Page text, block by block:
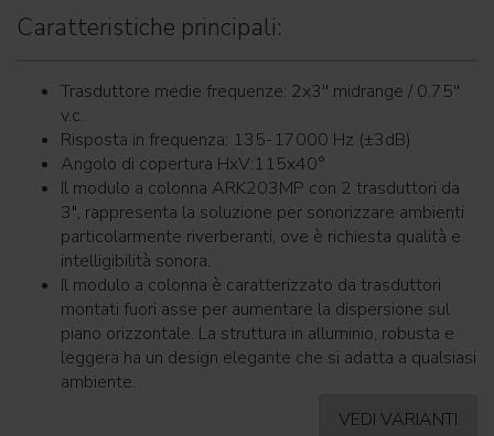
Caratteristiche principali:
Trasduttore medie frequenze: 2x3'' midrange / 0.75''
v.c.
Risposta in frequenza: 135-17000 Hz (±3dB)
Angolo di copertura HxV:115x40°
Il modulo a colonna ARK203MP con 2 trasduttori da
3", rappresenta la soluzione per sonorizzare ambienti
particolarmente riverberanti, ove è richiesta qualità e
intelligibilità sonora.
Il modulo a colonna è caratterizzato da trasduttori
montati fuori asse per aumentare la dispersione sul
piano orizzontale. La struttura in alluminio, robusta e
leggera ha un design elegante che si adatta a qualsiasi
ambiente.
VEDI VARIANTI